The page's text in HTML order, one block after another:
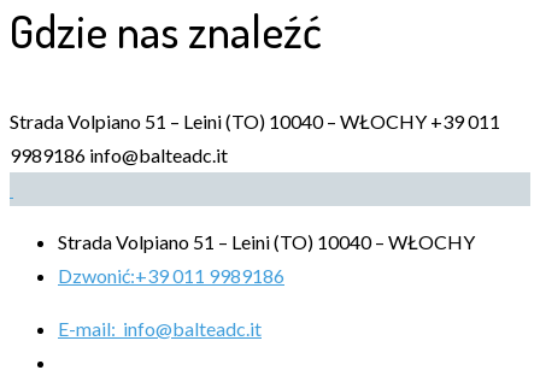
Gdzie nas znaleźć
Strada Volpiano 51 – Leini (TO) 10040 – WŁOCHY +39 011
9989186 info@balteadc.it
Strada Volpiano 51 – Leini (TO) 10040 – WŁOCHY
Dzwonić:+39 011 9989186
E-mail: info@balteadc.it